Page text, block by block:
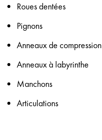
Roues dentées
Pignons
Anneaux de compression
Anneaux à labyrinthe
Manchons
Articulations